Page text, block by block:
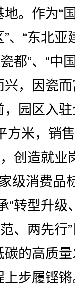
。作为“
、“东北亚
都”、“中
兴，因瓷
，园区入
方米，销
创造就业
级消费品
“转型升级
、两先行
碳的高质
上步履铿锵